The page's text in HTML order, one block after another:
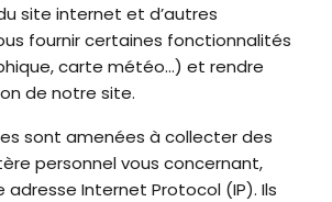
site internet et d’autres
fournir certaines fonctionnalités
carte météo…) et rendre
de notre site.
sont amenées à collecter des
personnel vous concernant,
Internet Protocol (IP). Ils